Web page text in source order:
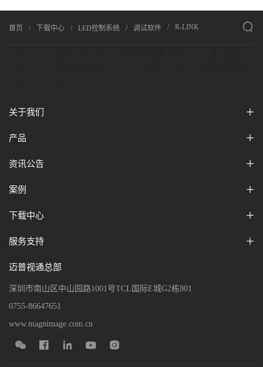
首页 下载中心 LED控制系统 调试软件 R-LINK 
关于我们
产品
资讯公告
案例
下载中心
服务支持
迈普视通总部
深圳市南山区中山园路1001号TCL国际E城G2栋801
0755-86647651
www.magnimage.com.cn
    